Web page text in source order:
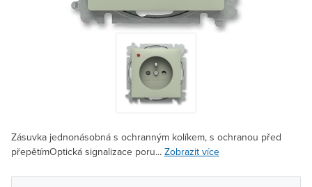
Zásuvka jednonásobná s ochranným kolíkem, s ochranou před
přepětímOptická signalizace poru... Zobrazit více